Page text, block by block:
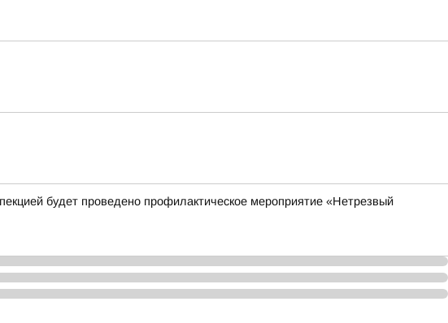
будет проведено профилактическое мероприятие «Нетрезвый